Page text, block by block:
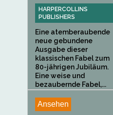
HARPERCOLLINS
PUBLISHERS
Eine atemberaubende
neue gebundene
Ausgabe dieser
klassischen Fabel zum
80-jährigen Jubiläum.
Eine weise und
bezaubernde Fabel,...
Ansehen